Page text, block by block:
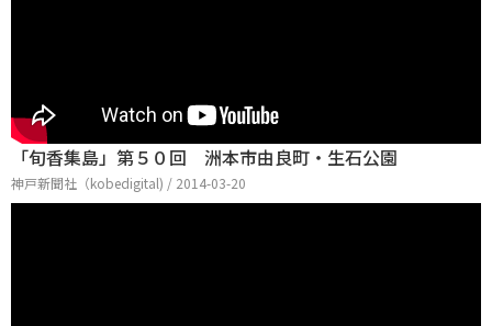
「旬香集島」第５０回 洲本市由良町・生石公園
神戸新聞社（kobedigital) / 2014-03-20